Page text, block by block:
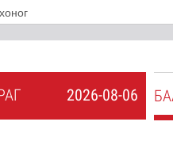
2026-08-06 БА